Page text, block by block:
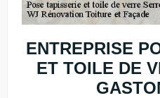
ENTREPRISE
ET TOILE DE